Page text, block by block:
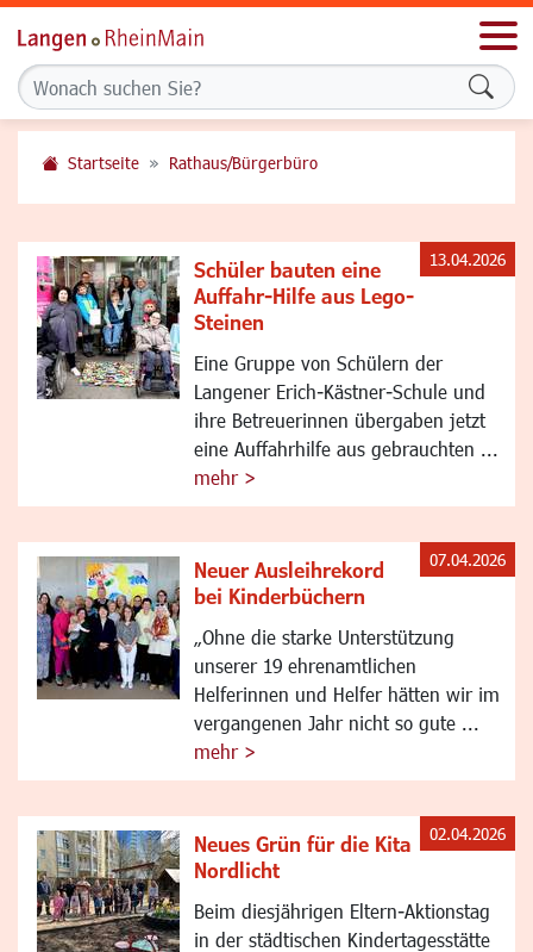
Startseite Rathaus/Bürgerbüro
Schüler bauten eine
Auffahr-Hilfe aus Lego-
Steinen
Eine Gruppe von Schülern der
Langener Erich-Kästner-Schule und
ihre Betreuerinnen übergaben jetzt
eine Auffahrhilfe aus gebrauchten ...
mehr >
13.04.2026
Neuer Ausleihrekord
bei Kinderbüchern
„Ohne die starke Unterstützung
unserer 19 ehrenamtlichen
Helferinnen und Helfer hätten wir im
vergangenen Jahr nicht so gute ...
mehr >
07.04.2026
Neues Grün für die Kita
Nordlicht
Beim diesjährigen Eltern-Aktionstag
in der städtischen Kindertagesstätte
02.04.2026